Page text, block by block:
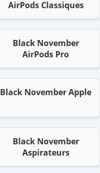
AirPods Classiques
Black November
AirPods Pro
Black November Apple
Black November
Aspirateurs